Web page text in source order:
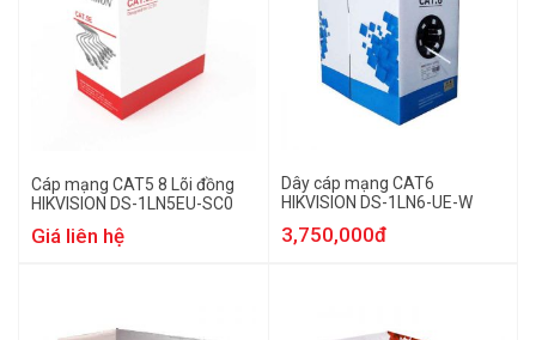
Cáp mạng CAT5 8 Lõi đồng
HIKVISION DS-1LN5EU-SC0
Giá liên hệ
Dây cáp mạng CAT6
HIKVISION DS-1LN6-UE-W
3,750,000đ